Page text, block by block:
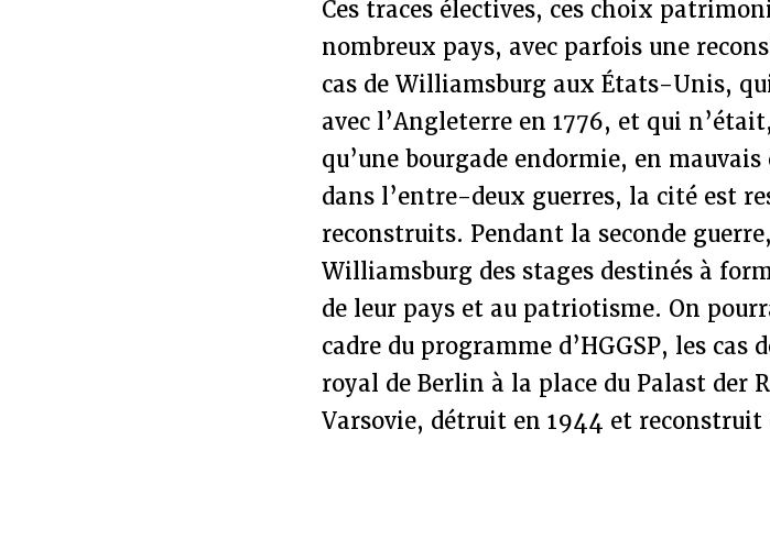
Ces traces électives, ces choix
nombreux pays, avec parfois une
cas de Williamsburg aux États-Unis,
avec l’Angleterre en 1776, et qui
qu’une bourgade endormie, en
dans l’entre-deux guerres, la cité est
reconstruits. Pendant la seconde
Williamsburg des stages destinés à
de leur pays et au patriotisme. On
cadre du programme d’HGGSP, les
royal de Berlin à la place du Palast der
Varsovie, détruit en 1944 et reconstruit